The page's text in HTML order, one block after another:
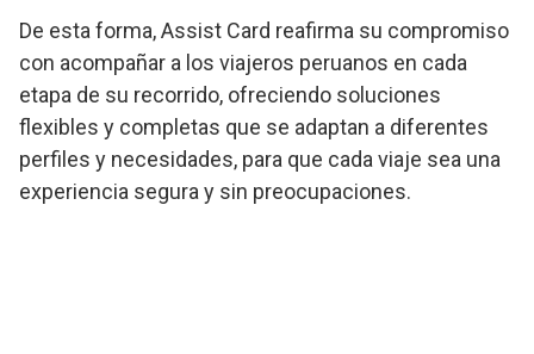
De esta forma, Assist Card reafirma su compromiso
con acompañar a los viajeros peruanos en cada
etapa de su recorrido, ofreciendo soluciones
flexibles y completas que se adaptan a diferentes
perfiles y necesidades, para que cada viaje sea una
experiencia segura y sin preocupaciones.